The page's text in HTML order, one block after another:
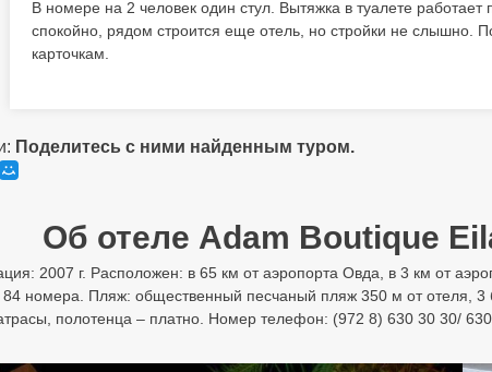
В номере на 2 человек один стул. Вытяжка в туалете
спокойно, рядом строится еще отель, но стройки не слышно.
карточкам.
Поделитесь с ними найденным туром.
Об отеле Adam Boutique
2007 г. Расположен: в 65 км от аэропорта Овда, в 3 км от
84 номера. Пляж: общественный песчаный пляж 350 м от отеля,
полотенца – платно. Номер телефон: (972 8) 630 30 30/